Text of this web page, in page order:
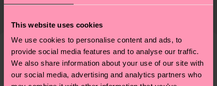
This website uses cookies
We use cookies to personalise content and ads, to
provide social media features and to analyse our traffic.
We also share information about your use of our site with
our social media, advertising and analytics partners who
Lieferkette, die Reduzierung von Emissionen, die
richtige Pflege von Socken und VIELES MEHR!
findest du auf unsererNachhaltigkeitsseite.
Die Lieferzeit hängt vom Zielland der Bestellung
findest duhier. Die Lieferzeit beginnt sobald
deine Bestellung versandt wurde. Bitte bedenke,
dass es sich hierbei um einen Richtwert handelt
und die genaue Lieferzeit von der lokalen Post in
deinem Land abhängt.
Ähnliche muster